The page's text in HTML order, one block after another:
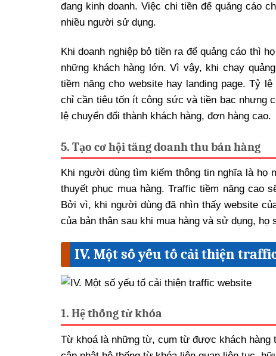
đang kinh doanh. Việc chi tiền để quảng cáo
nhiều người sử dụng.
Khi doanh nghiệp bỏ tiền ra để quảng cáo thì
những khách hàng lớn. Vì vậy, khi chạy
tiềm năng cho website hay landing page. Tỷ
chỉ cần tiêu tốn ít công sức và tiền bạc nhưng
lệ chuyển đổi thành khách hàng, đơn hàng cao.
5. Tạo cơ hội tăng doanh thu bán hàng
Khi người dùng tìm kiếm thông tin nghĩa là họ
thuyết phục mua hàng. Traffic tiềm năng cao
Bởi vì, khi người dùng đã nhìn thấy website
của bản thân sau khi mua hàng và sử dụng,
IV. Một số yếu tố cải thiện
1. Hệ thống từ khóa
Từ khoá là những từ, cụm từ được khách hàng